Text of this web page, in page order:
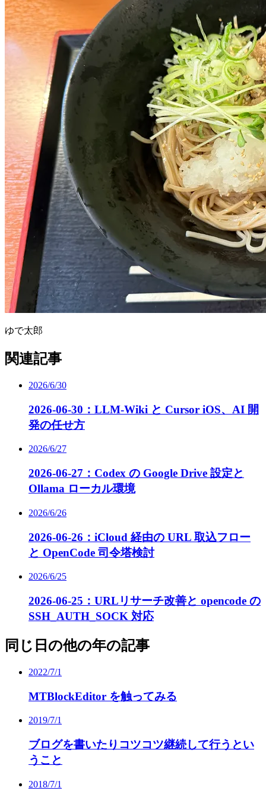
ゆで太郎
関連記事
2026/6/30
2026-06-30：LLM-Wiki と Cursor iOS、AI 開
発の任せ方
2026/6/27
2026-06-27：Codex の Google Drive 設定と
Ollama ローカル環境
2026/6/26
2026-06-26：iCloud 経由の URL 取込フロー
と OpenCode 司令塔検討
2026/6/25
2026-06-25：URLリサーチ改善と opencode の
SSH_AUTH_SOCK 対応
同じ日の他の年の記事
2022/7/1
MTBlockEditor を触ってみる
2019/7/1
ブログを書いたりコツコツ継続して行うとい
うこと
2018/7/1